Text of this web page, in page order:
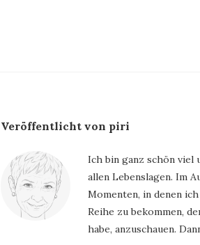
Veröffentlicht von piri
Ich bin ganz schön viel
allen Lebenslagen. Im
Momenten, in denen ich
Reihe zu bekommen,
habe, anzuschauen.